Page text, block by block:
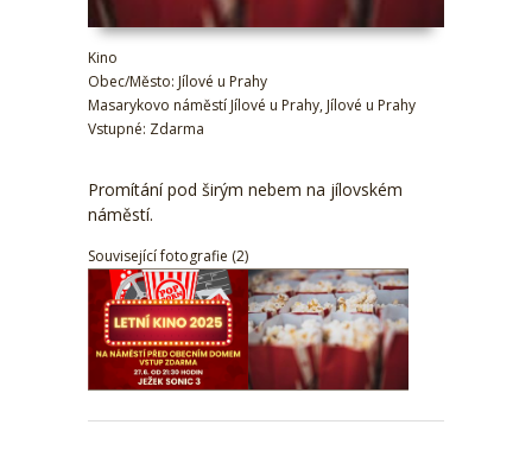
Kino
Obec/Město: Jílové u Prahy
Masarykovo náměstí Jílové u Prahy, Jílové u Prahy
Vstupné: Zdarma
Promítání pod širým nebem na jílovském
náměstí.
Související fotografie (2)